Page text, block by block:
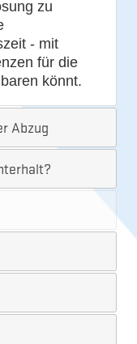
zu
- mit
für die
könnt.
Abzug